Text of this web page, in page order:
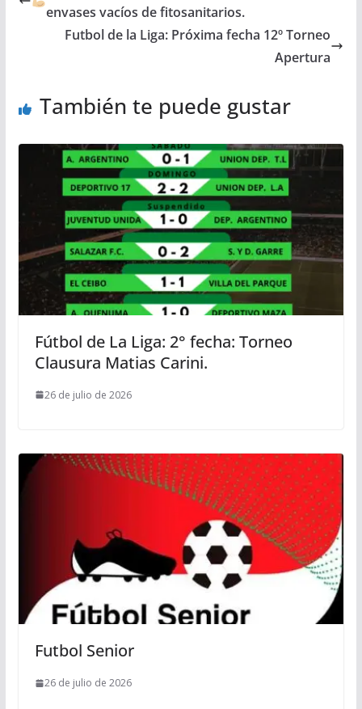
envases vacíos de fitosanitarios.
Futbol de la Liga: Próxima fecha 12º Torneo
Apertura
También te puede gustar
Fútbol de La Liga: 2° fecha: Torneo
Clausura Matias Carini.
26 de julio de 2026
Futbol Senior
26 de julio de 2026